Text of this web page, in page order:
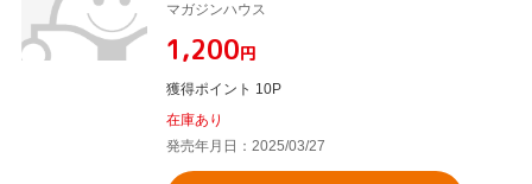
マガジンハウス
¥1,200円
獲得ポイント 10P
在庫あり
発売年月日：2025/03/27